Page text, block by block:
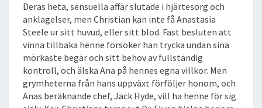
Ö
R
K
E
R
E
N
L
Deras heta, sensuella affär slutade i hjärtesorg och
anklagelser, men Christian kan inte få Anastasia
Steele ur sitt huvud, eller sitt blod. Fast besluten att
vinna tillbaka henne försöker han trycka undan sina
mörkaste begär och sitt behov av fullständig
kontroll, och älska Ana på hennes egna villkor. Men
grymheterna från hans uppväxt förföljer honom, och
Anas beräknande chef, Jack Hyde, vill ha henne för sig